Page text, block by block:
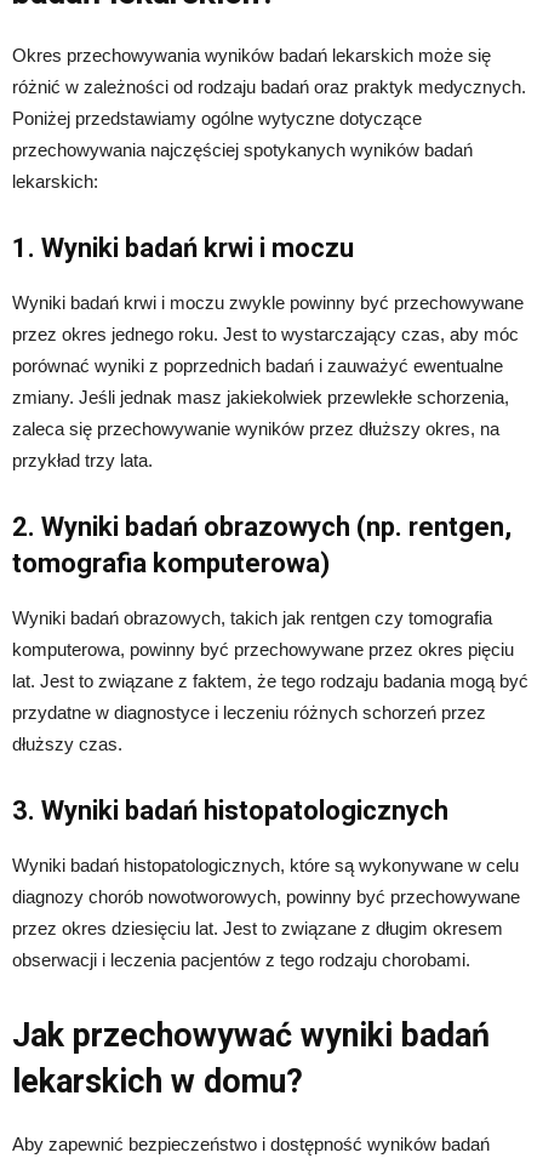
Okres przechowywania wyników badań lekarskich może się
różnić w zależności od rodzaju badań oraz praktyk medycznych.
Poniżej przedstawiamy ogólne wytyczne dotyczące
przechowywania najczęściej spotykanych wyników badań
lekarskich:
1. Wyniki badań krwi i moczu
Wyniki badań krwi i moczu zwykle powinny być przechowywane
przez okres jednego roku. Jest to wystarczający czas, aby móc
porównać wyniki z poprzednich badań i zauważyć ewentualne
zmiany. Jeśli jednak masz jakiekolwiek przewlekłe schorzenia,
zaleca się przechowywanie wyników przez dłuższy okres, na
przykład trzy lata.
2. Wyniki badań obrazowych (np. rentgen,
tomografia komputerowa)
Wyniki badań obrazowych, takich jak rentgen czy tomografia
komputerowa, powinny być przechowywane przez okres pięciu
lat. Jest to związane z faktem, że tego rodzaju badania mogą być
przydatne w diagnostyce i leczeniu różnych schorzeń przez
dłuższy czas.
3. Wyniki badań histopatologicznych
Wyniki badań histopatologicznych, które są wykonywane w celu
diagnozy chorób nowotworowych, powinny być przechowywane
przez okres dziesięciu lat. Jest to związane z długim okresem
obserwacji i leczenia pacjentów z tego rodzaju chorobami.
Jak przechowywać wyniki badań
lekarskich w domu?
Aby zapewnić bezpieczeństwo i dostępność wyników badań